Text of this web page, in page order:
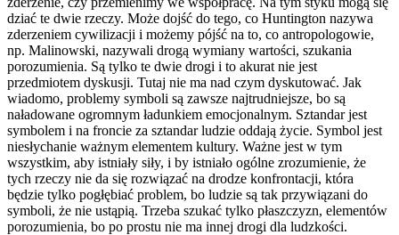
dziać te dwie rzeczy. Może dojść do tego, co Huntington nazywa
zderzeniem cywilizacji i możemy pójść na to, co antropologowie,
np. Malinowski, nazywali drogą wymiany wartości, szukania
porozumienia. Są tylko te dwie drogi i to akurat nie jest
przedmiotem dyskusji. Tutaj nie ma nad czym dyskutować. Jak
wiadomo, problemy symboli są zawsze najtrudniejsze, bo są
naładowane ogromnym ładunkiem emocjonalnym. Sztandar jest
symbolem i na froncie za sztandar ludzie oddają życie. Symbol jest
niesłychanie ważnym elementem kultury. Ważne jest w tym
wszystkim, aby istniały siły, i by istniało ogólne zrozumienie, że
tych rzeczy nie da się rozwiązać na drodze konfrontacji, która
będzie tylko pogłębiać problem, bo ludzie są tak przywiązani do
symboli, że nie ustąpią. Trzeba szukać tylko płaszczyzn, elementów
porozumienia, bo po prostu nie ma innej drogi dla ludzkości.